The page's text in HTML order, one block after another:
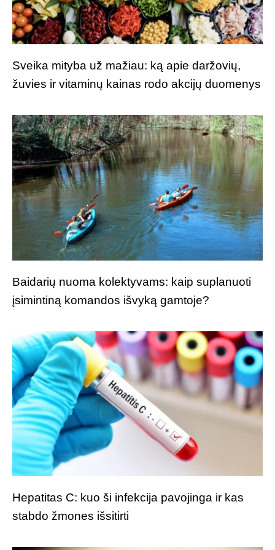
Sveika mityba už mažiau: ką apie daržovių,
žuvies ir vitaminų kainas rodo akcijų duomenys
Baidarių nuoma kolektyvams: kaip suplanuoti
įsimintiną komandos išvyką gamtoje?
Hepatitas C: kuo ši infekcija pavojinga ir kas
stabdo žmones išsitirti